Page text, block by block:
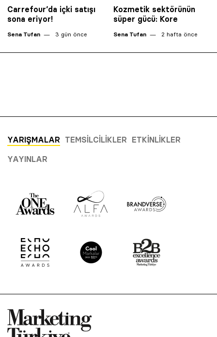
Carrefour’da içki satışı
sona eriyor!
Sena Tufan 3 gün önce
Kozmetik sektörünün
süper gücü: Kore
Sena Tufan 2 hafta önce
YARIŞMALAR TEMSILCILIKLER ETKINLIKLER
YAYINLAR